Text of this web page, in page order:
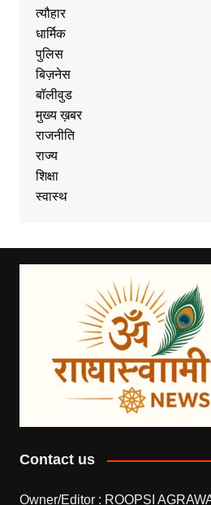
त्यौहार
धार्मिक
पुलिस
बिज़नेस
बॉलीवुड
मुख्य ख़बर
राजनीति
राज्य
शिक्षा
स्वास्थ
Contact us
Owner/Editor : ROOPSI